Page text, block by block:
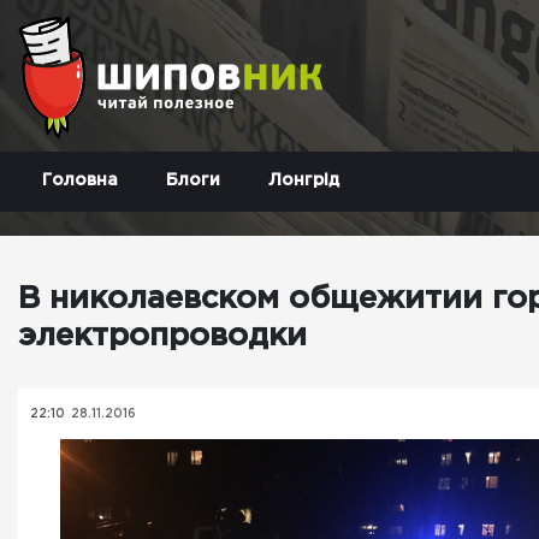
Головна Блоги Лонгрід
В николаевском общежитии
электропроводки
22:10 28.11.2016